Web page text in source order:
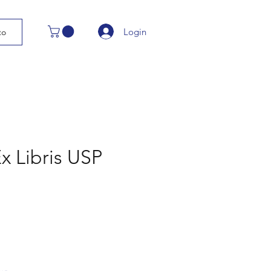
Login
Libris USP